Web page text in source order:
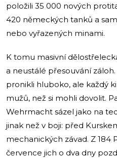
položili 35 000 nových
420 německých tanků a
nebo vyřazených minami.
K tomu masivní
a neustálé přesouvání
pronikli hluboko, ale každý
mužů, než si mohli dovolit.
Wehrmacht sázel jako na
jinak než v boji: před
mechanických závad. Z 184
července jich o dva dny